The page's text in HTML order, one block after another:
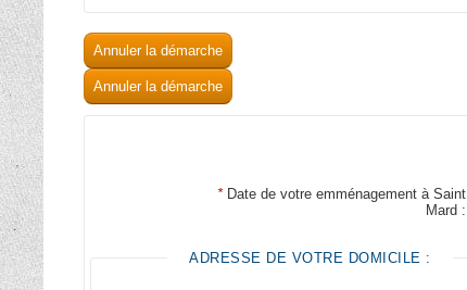
Annuler la démarche
Annuler la démarche
*Date de votre emménagement à Saint
Mard :
ADRESSE DE VOTRE DOMICILE :